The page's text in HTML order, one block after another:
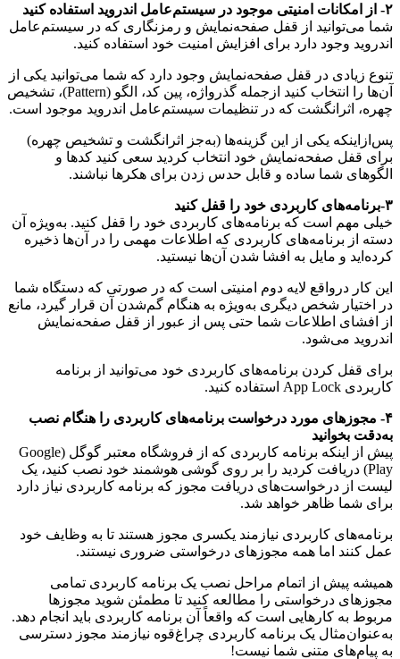
۲- از امکانات امنیتی موجود در سیستم‌عامل اندروید استفاده کنید
شما می‌توانید از قفل صفحه‌نمایش و رمزنگاری که در سیستم‌عامل
اندروید وجود دارد برای افزایش امنیت خود استفاده کنید.
تنوع زیادی در قفل صفحه‌نمایش وجود دارد که شما می‌توانید یکی از
آن‌ها را انتخاب کنید ازجمله گذرواژه، پین کد، الگو (Pattern)، تشخیص
چهره، اثرانگشت که در تنظیمات سیستم‌عامل اندروید موجود است.
پس‌ازاینکه یکی از این گزینه‌ها (به‌جز اثرانگشت و تشخیص چهره)
برای قفل صفحه‌نمایش خود انتخاب کردید سعی کنید کدها و
الگوهای شما ساده و قابل حدس زدن برای هکرها نباشند.
۳-برنامه‌های کاربردی خود را قفل کنید
خیلی مهم است که برنامه‌های کاربردی خود را قفل کنید. به‌ویژه آن
دسته از برنامه‌های کاربردی که اطلاعات مهمی را در آن‌ها ذخیره
کرده‌اید و مایل به افشا شدن آن‌ها نیستید.
این کار درواقع لایه دوم امنیتی است که در صورتی که دستگاه شما
در اختیار شخص دیگری به‌ویژه به هنگام گم‌شدن آن قرار گیرد، مانع
از افشای اطلاعات شما حتی پس از عبور از قفل صفحه‌نمایش
اندروید می‌شود.
برای قفل کردن برنامه‌های کاربردی خود می‌توانید از برنامه
کاربردی App Lock استفاده کنید.
۴- مجوزهای مورد درخواست برنامه‌های کاربردی را هنگام نصب
به‌دقت بخوانید
پیش از اینکه برنامه کاربردی که از فروشگاه معتبر گوگل (Google
Play) دریافت کردید را بر روی گوشی هوشمند خود نصب کنید، یک
لیست از درخواست‌های دریافت مجوز که برنامه کاربردی نیاز دارد
برای شما ظاهر خواهد شد.
برنامه‌های کاربردی نیازمند یکسری مجوز هستند تا به وظایف خود
عمل کنند اما همه مجوزهای درخواستی ضروری نیستند.
همیشه پیش از اتمام مراحل نصب یک برنامه کاربردی تمامی
مجوزهای درخواستی را مطالعه کنید تا مطمئن شوید مجوزها
مربوط به کارهایی است که واقعاً آن برنامه کاربردی باید انجام دهد.
به‌عنوان‌مثال یک برنامه کاربردی چراغ‌قوه نیازمند مجوز دسترسی
به پیام‌های متنی شما نیست!